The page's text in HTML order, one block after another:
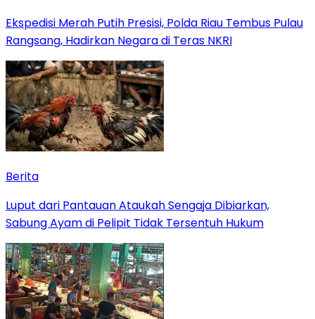
Ekspedisi Merah Putih Presisi, Polda Riau Tembus Pulau
Rangsang, Hadirkan Negara di Teras NKRI
Berita
Luput dari Pantauan Ataukah Sengaja Dibiarkan,
Sabung Ayam di Pelipit Tidak Tersentuh Hukum